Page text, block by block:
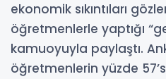
ekonomik sıkıntıları
öğretmenlerle yaptığı
kamuoyuyla paylaştı.
öğretmenlerin yüzde